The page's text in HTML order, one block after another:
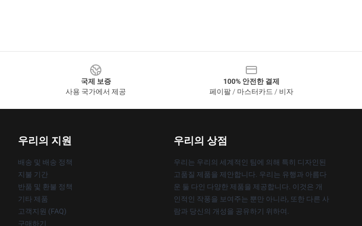
국제 보증
사용 국가에서 제공
100% 안전한 결제
페이팔 / 마스터카드 / 비자
우리의 지원
배송 및 배송 정책
지불 기간
반품 및 환불 정책
기타 제품
고객지원 (FAQ)
구매하기
우리의 상점
우리는 우리의 세계적인 팀에 의해 특히 디자인된
고품질 제품을 제안합니다. 우리는 유행과 아름다
운 둘 다인 다양한 제품을 제공합니다. 이것은 개
인적인 작풍을 보여주는 뿐만 아니라, 또한 다른 사
람과 당신의 개성을 공유하기 위하여.